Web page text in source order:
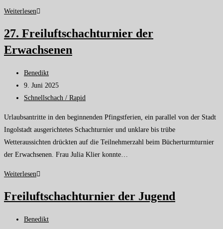
Weiterlesen
27. Freiluftschachturnier der
Erwachsenen
Benedikt
9. Juni 2025
Schnellschach / Rapid
Urlaubsantritte in den beginnenden Pfingstferien, ein parallel von der Stadt
Ingolstadt ausgerichtetes Schachturnier und unklare bis trübe
Wetteraussichten drückten auf die Teilnehmerzahl beim Bücherturmturnier
der Erwachsenen. Frau Julia Klier konnte…
Weiterlesen
Freiluftschachturnier der Jugend
Benedikt